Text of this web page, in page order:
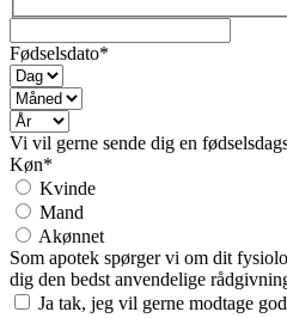
Fødselsdato*
Vi vil gerne sende dig en
Køn*
Kvinde
Mand
Akønnet
Som apotek spørger vi om dit
dig den bedst anvendelige
Ja tak, jeg vil gerne modtage